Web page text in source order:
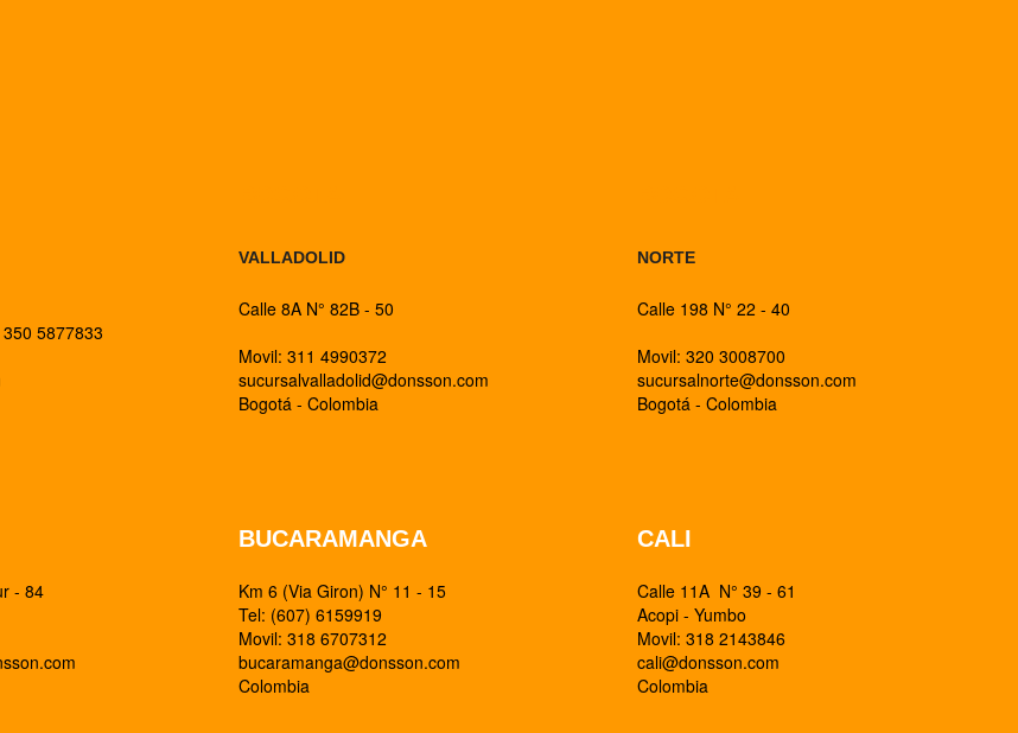
5877833
VALLADOLID
Calle 8A N° 82B - 50
Movil: 311 4990372
sucursalvalladolid@donsson.com
Bogotá - Colombia
NORTE
Calle 198 N° 22 - 40
Movil: 320 3008700
sucursalnorte@donsson.com
Bogotá - Colombia
- 84
BUCARAMANGA
Km 6 (Via Giron) N° 11 - 15
Tel: (607) 6159919
Movil: 318 6707312
bucaramanga@donsson.com
Colombia
CALI
Calle 11A N° 39 - 61
Acopi - Yumbo
Movil: 318 2143846
cali@donsson.com
Colombia